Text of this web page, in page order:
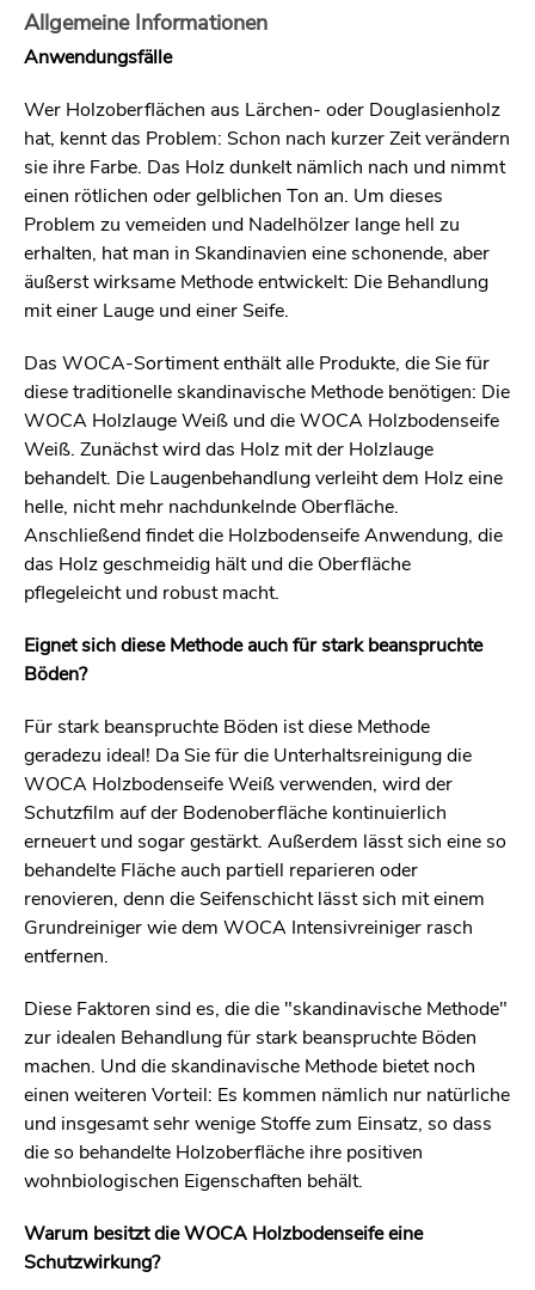
Allgemeine Informationen
Anwendungsfälle
Wer Holzoberflächen aus Lärchen- oder Douglasienholz
hat, kennt das Problem: Schon nach kurzer Zeit verändern
sie ihre Farbe. Das Holz dunkelt nämlich nach und nimmt
einen rötlichen oder gelblichen Ton an. Um dieses
Problem zu vemeiden und Nadelhölzer lange hell zu
erhalten, hat man in Skandinavien eine schonende, aber
äußerst wirksame Methode entwickelt: Die Behandlung
mit einer Lauge und einer Seife.
Das WOCA-Sortiment enthält alle Produkte, die Sie für
diese traditionelle skandinavische Methode benötigen: Die
WOCA Holzlauge Weiß und die WOCA Holzbodenseife
Weiß. Zunächst wird das Holz mit der Holzlauge
behandelt. Die Laugenbehandlung verleiht dem Holz eine
helle, nicht mehr nachdunkelnde Oberfläche.
Anschließend findet die Holzbodenseife Anwendung, die
das Holz geschmeidig hält und die Oberfläche
pflegeleicht und robust macht.
Eignet sich diese Methode auch für stark beanspruchte
Böden?
Für stark beanspruchte Böden ist diese Methode
geradezu ideal! Da Sie für die Unterhaltsreinigung die
WOCA Holzbodenseife Weiß verwenden, wird der
Schutzfilm auf der Bodenoberfläche kontinuierlich
erneuert und sogar gestärkt. Außerdem lässt sich eine so
behandelte Fläche auch partiell reparieren oder
renovieren, denn die Seifenschicht lässt sich mit einem
Grundreiniger wie dem WOCA Intensivreiniger rasch
entfernen.
Diese Faktoren sind es, die die "skandinavische Methode"
zur idealen Behandlung für stark beanspruchte Böden
machen. Und die skandinavische Methode bietet noch
einen weiteren Vorteil: Es kommen nämlich nur natürliche
und insgesamt sehr wenige Stoffe zum Einsatz, so dass
die so behandelte Holzoberfläche ihre positiven
wohnbiologischen Eigenschaften behält.
Warum besitzt die WOCA Holzbodenseife eine
Schutzwirkung?